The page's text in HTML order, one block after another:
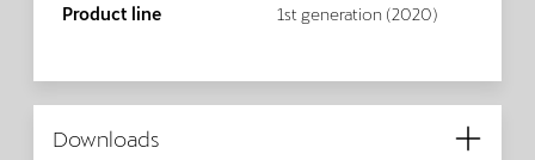
Product line 1st generation (2020)
Downloads